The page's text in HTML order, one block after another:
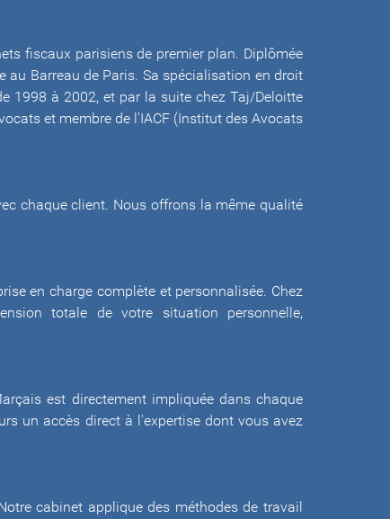
fiscaux parisiens de premier plan. Diplômée
au Barreau de Paris. Sa spécialisation en droit
1998 à 2002, et par la suite chez Taj/Deloitte
et membre de l'IACF (Institut des Avocats
chaque client. Nous offrons la même qualité
en charge complète et personnalisée. Chez
totale de votre situation personnelle,
est directement impliquée dans chaque
un accès direct à l'expertise dont vous avez
cabinet applique des méthodes de travail